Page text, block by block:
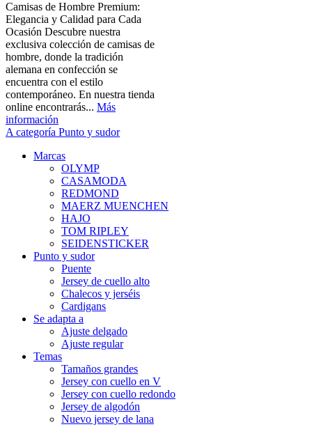
Camisas de Hombre Premium:
Elegancia y Calidad para Cada
Ocasión Descubre nuestra
exclusiva colección de camisas de
hombre, donde la tradición
alemana en confección se
encuentra con el estilo
contemporáneo. En nuestra tienda
online encontrarás... Más
información
A categoría Punto y sudor
Marcas
OLYMP
CASAMODA
REDMOND
MAERZ MUENCHEN
HAJO
TOM RIPLEY
SEIDENSTICKER
Punto y sudor
Puente
Jersey de cuello alto
Chalecos y jerséis
Cardigans
Se adapta a
Ajuste delgado
Ajuste regular
Temas
Tamaños grandes
Jersey con cuello en V
Jersey con cuello redondo
Jersey de algodón
Nuevo jersey de lana